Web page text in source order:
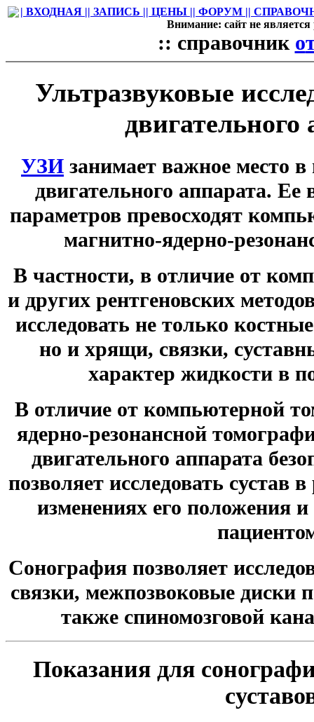
| ВХОДНАЯ || ЗАПИСЬ || ЦЕНЫ || ФОРУМ ||
Внимание: сайт не
:: справочник о
Ультразвуковые
двигательного
УЗИ занимает важное место
двигательного аппарата. Ее
параметров превосходят
магнитно-ядерно-
В частности, в отличие от
и других рентгеновских
исследовать не только
но и хрящи, связки,
характер жидкости в
В отличие от компьютерной
ядерно-резонансной
двигательного аппарата
позволяет исследовать сустав
изменениях его положения
Сонография позволяет
связки, межпозвоковые диски
также спиномозговой
Показания для